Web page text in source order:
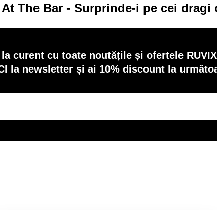
The Bar - Surprinde-i pe cei dragi
curent cu toate noutățile și ofertele
la newsletter și ai 10% discount la